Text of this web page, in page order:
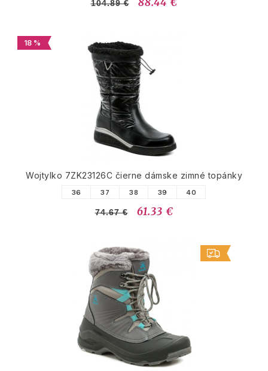
104.89 €
18 %
Wojtylko 7ZK23126C čierne dámske zimné topánky
36 37 38 39 40
74.67 € 61.33 €